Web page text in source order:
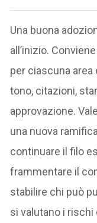
Una buona
all’inizio.
per ciascuna
tono, citazioni,
approvazione.
una nuova
continuare il filo
frammentare il
stabilire chi può
si valutano i rischi